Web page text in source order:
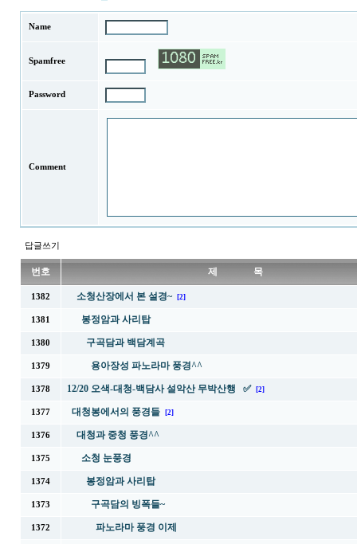
Name
Spamfree
Password
Comment
답글쓰기
번호 제 목
1382 소청산장에서 본 설경~ [2]
1381 봉정암과 사리탑
1380 구곡담과 백담계곡
1379 용아장성 파노라마 풍경^^
1378 12/20 오색-대청-백담사 설악산 무박산행 ✅ [2]
1377 대청봉에서의 풍경들 [2]
1376 대청과 중청 풍경^^
1375 소청 눈풍경
1374 봉정암과 사리탑
1373 구곡담의 빙폭들~
1372 파노라마 풍경 이제